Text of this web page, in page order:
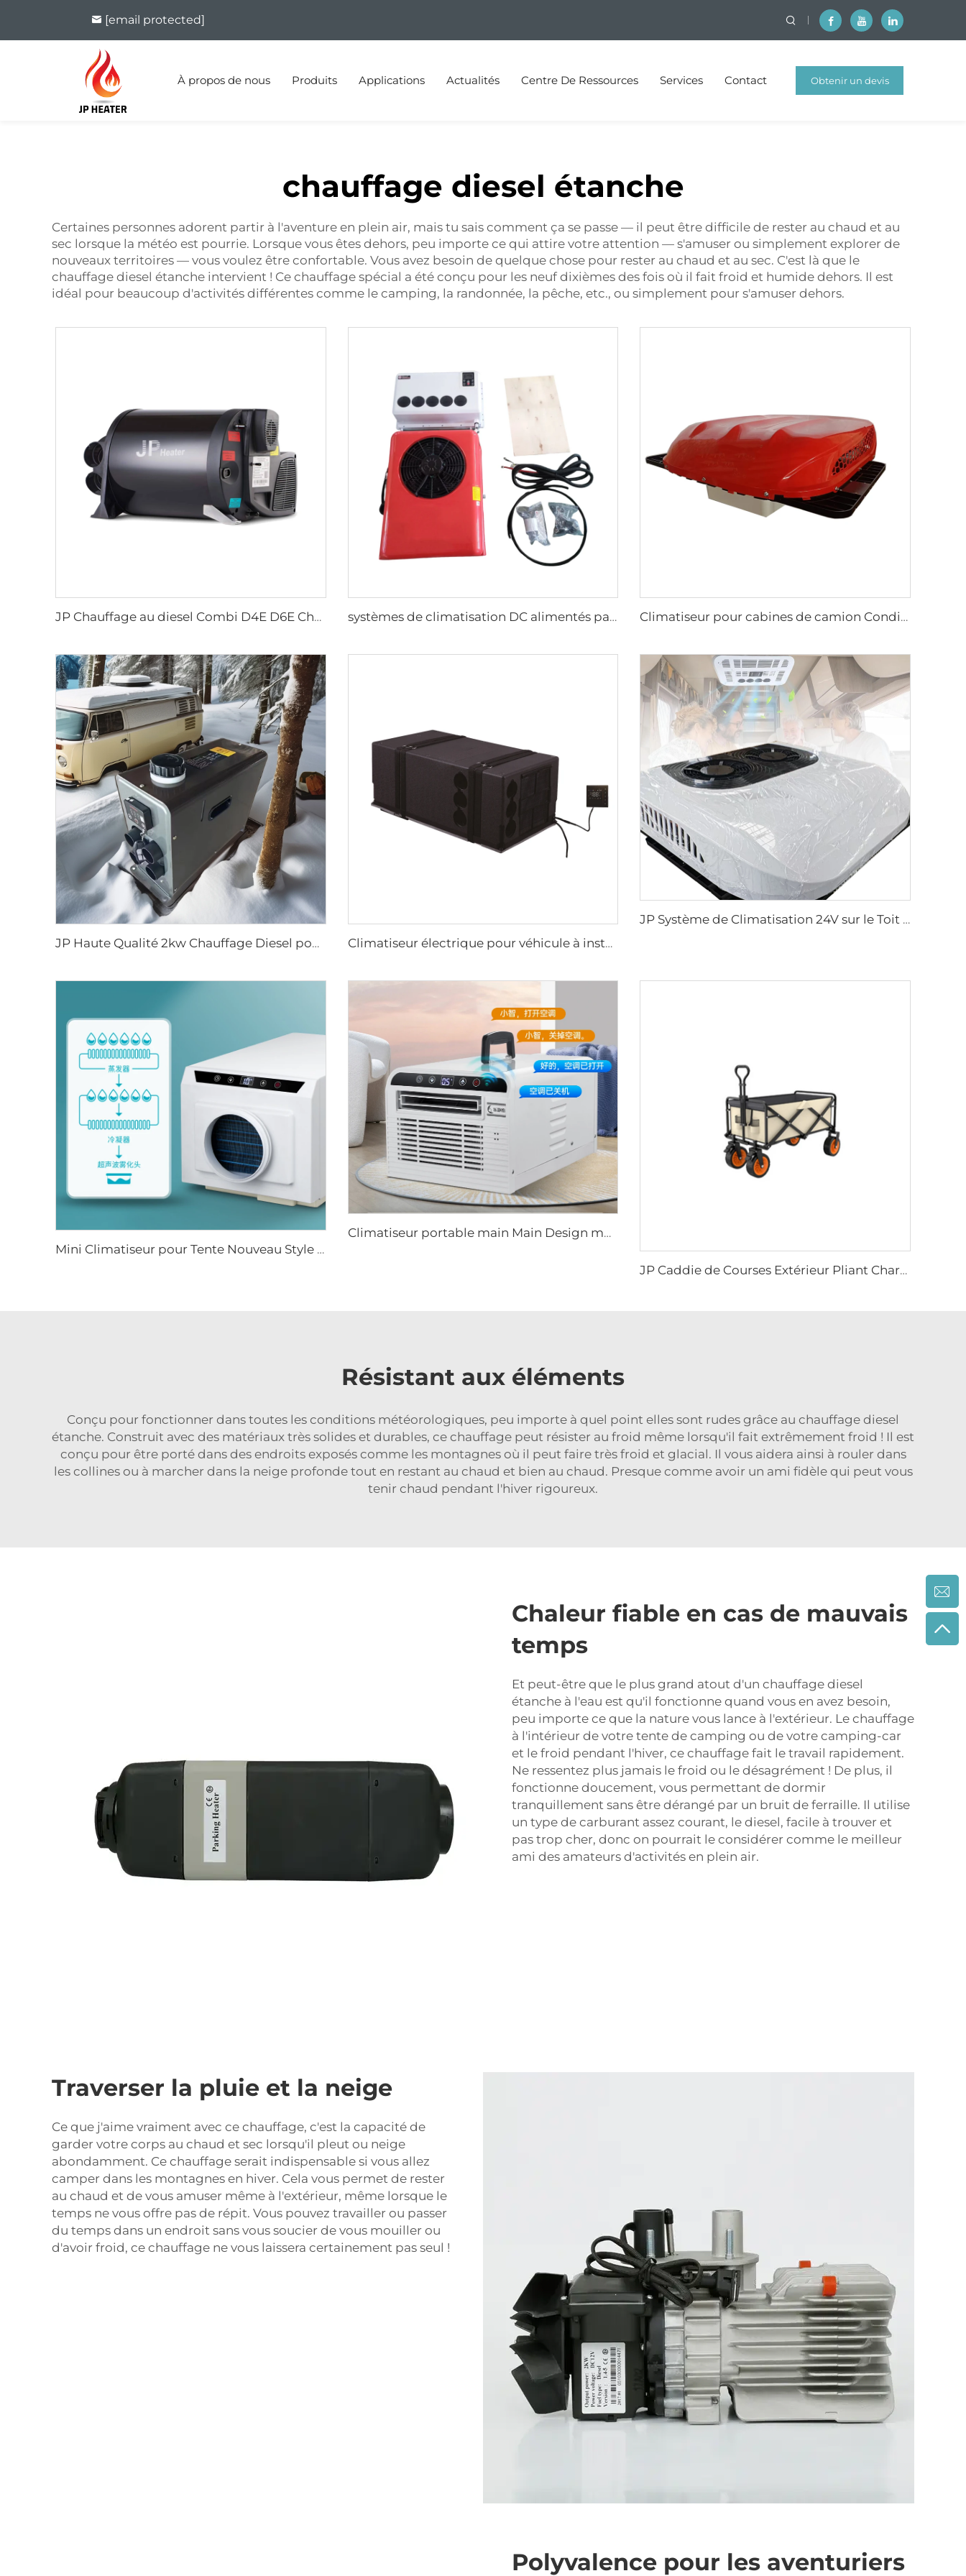
[email protected]
À propos de nous Produits Applications Actualités Centre De Ressources Services Contact Obtenir un devis
chauffage diesel étanche
Certaines personnes adorent partir à l'aventure en plein air, mais tu sais comment ça se passe — il peut être difficile de rester au chaud et au
sec lorsque la météo est pourrie. Lorsque vous êtes dehors, peu importe ce qui attire votre attention — s'amuser ou simplement explorer de
nouveaux territoires — vous voulez être confortable. Vous avez besoin de quelque chose pour rester au chaud et au sec. C'est là que le
chauffage diesel étanche intervient ! Ce chauffage spécial a été conçu pour les neuf dixièmes des fois où il fait froid et humide dehors. Il est
idéal pour beaucoup d'activités différentes comme le camping, la randonnée, la pêche, etc., ou simplement pour s'amuser dehors.
JP Chauffage au diesel Combi D4E D6E Chauffe-eau et chauffage d'espace Kit complet systèmes de climatisation DC alimentés par batterie 24v refroidissement de cabine petit pour camion/climatisation de stationnement 24 volts pour camion/grue Climatiseur pour cabines de camion Conditionneur d'air intégré Type surplombant 24V
JP Haute Qualité 2kw Chauffage Diesel pour Voiture Tout-en-un, Chauffage Diesel Air Stationnaire 12v 24v pour Voiture, Camping-car, Camion Climatiseur électrique pour véhicule à installation sous-banc, RV, camping-car, camion 9000 Btu 220V-240V
JP Système de Climatisation 24V sur le Toit Parking Climatisation Électrique 12v pour Camions
Mini Climatiseur pour Tente Nouveau Style 110V Refroidissement AC Extérieur pour Camion Fourgon Ventilateur
Climatiseur portable main Main Design moderne 220V pour camping Voyages en voiture Stationnement camion Climatisation mobile Utilisation
JP Caddie de Courses Extérieur Pliant Chariot de Pique-nique Caddie de Camping Wagon à Plateforme Pliable
Résistant aux éléments
Conçu pour fonctionner dans toutes les conditions météorologiques, peu importe à quel point elles sont rudes grâce au chauffage diesel
étanche. Construit avec des matériaux très solides et durables, ce chauffage peut résister au froid même lorsqu'il fait extrêmement froid ! Il est
conçu pour être porté dans des endroits exposés comme les montagnes où il peut faire très froid et glacial. Il vous aidera ainsi à rouler dans
les collines ou à marcher dans la neige profonde tout en restant au chaud et bien au chaud. Presque comme avoir un ami fidèle qui peut vous
tenir chaud pendant l'hiver rigoureux.
Chaleur fiable en cas de mauvais
temps
Et peut-être que le plus grand atout d'un chauffage diesel
étanche à l'eau est qu'il fonctionne quand vous en avez besoin,
peu importe ce que la nature vous lance à l'extérieur. Le chauffage
à l'intérieur de votre tente de camping ou de votre camping-car
et le froid pendant l'hiver, ce chauffage fait le travail rapidement.
Ne ressentez plus jamais le froid ou le désagrément ! De plus, il
fonctionne doucement, vous permettant de dormir
tranquillement sans être dérangé par un bruit de ferraille. Il utilise
un type de carburant assez courant, le diesel, facile à trouver et
pas trop cher, donc on pourrait le considérer comme le meilleur
ami des amateurs d'activités en plein air.
Traverser la pluie et la neige
Ce que j'aime vraiment avec ce chauffage, c'est la capacité de
garder votre corps au chaud et sec lorsqu'il pleut ou neige
abondamment. Ce chauffage serait indispensable si vous allez
camper dans les montagnes en hiver. Cela vous permet de rester
au chaud et de vous amuser même à l'extérieur, même lorsque le
temps ne vous offre pas de répit. Vous pouvez travailler ou passer
du temps dans un endroit sans vous soucier de vous mouiller ou
d'avoir froid, ce chauffage ne vous laissera certainement pas seul !
Polyvalence pour les aventuriers